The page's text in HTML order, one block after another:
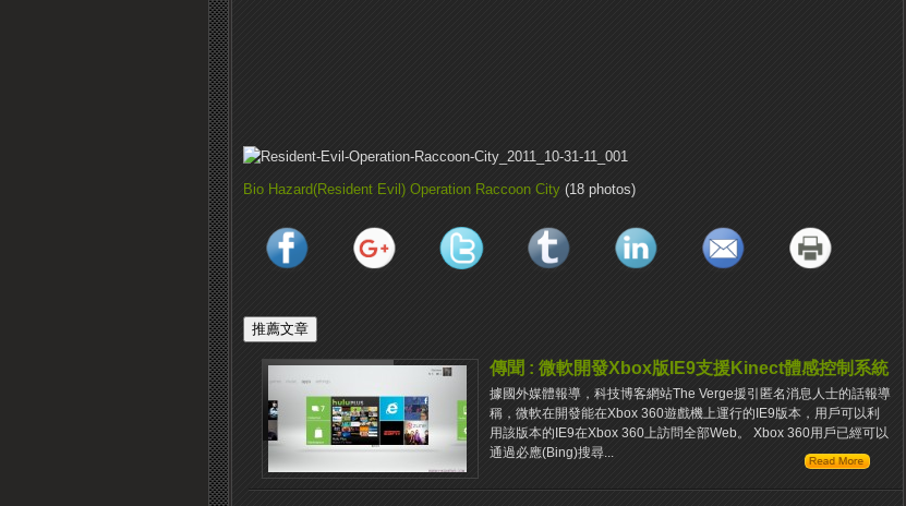
Bio Hazard(Resident Evil) Operation Raccoon City (18 photos)
傳聞 : 微軟開發Xbox版IE9支援Kinect體感控制系統
據國外媒體報導，科技博客網站The Verge援引匿名消息人士的話報導
稱，微軟在開發能在Xbox 360遊戲機上運行的IE9版本，用戶可以利
用該版本的IE9在Xbox 360上訪問全部Web。 Xbox 360用戶已經可以
通過必應(Bing)搜尋...